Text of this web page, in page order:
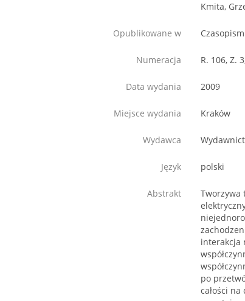
Kmita,
Opublikowane w
Numeracja R. 106, Z.
Data wydania 2009
Miejsce wydania Kraków
Wydawca
Język polski
Abstrakt
Tworzywa
interakcja
po
całości